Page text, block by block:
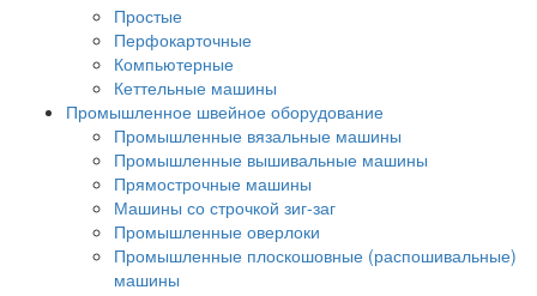
Простые
Перфокарточные
Компьютерные
Кеттельные машины
Промышленное швейное оборудование
Промышленные вязальные машины
Промышленные вышивальные машины
Прямострочные машины
Машины со строчкой зиг-заг
Промышленные оверлоки
Промышленные плоскошовные (распошивальные)
машины